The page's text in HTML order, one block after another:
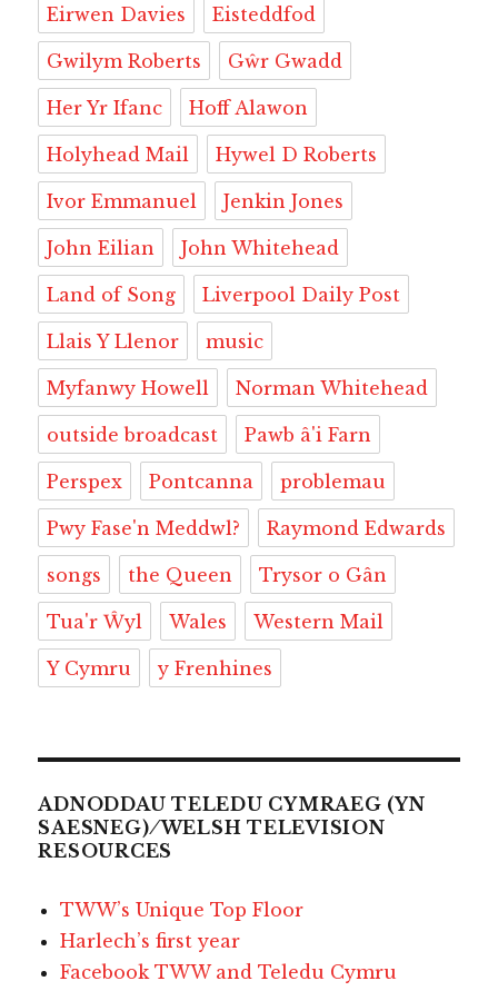
Eirwen Davies Eisteddfod
Gwilym Roberts Gŵr Gwadd
Her Yr Ifanc Hoff Alawon
Holyhead Mail Hywel D Roberts
Ivor Emmanuel Jenkin Jones
John Eilian John Whitehead
Land of Song Liverpool Daily Post
Llais Y Llenor music
Myfanwy Howell Norman Whitehead
outside broadcast Pawb â'i Farn
Perspex Pontcanna problemau
Pwy Fase'n Meddwl? Raymond Edwards
songs the Queen Trysor o Gân
Tua'r Ŵyl Wales Western Mail
Y Cymru y Frenhines
ADNODDAU TELEDU CYMRAEG (YN
SAESNEG) ⁄ WELSH TELEVISION
RESOURCES
TWW’s Unique Top Floor
Harlech’s first year
Facebook TWW and Teledu Cymru